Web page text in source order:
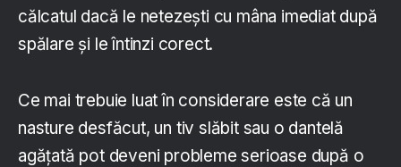
călcatul dacă le netezești cu mâna imediat după
spălare și le întinzi corect.
Ce mai trebuie luat în considerare este că un
nasture desfăcut, un tiv slăbit sau o dantelă
agățată pot deveni probleme serioase după o